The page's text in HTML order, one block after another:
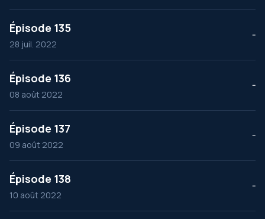
Épisode 135
28 juil. 2022
--
Épisode 136
08 août 2022
--
Épisode 137
09 août 2022
--
Épisode 138
10 août 2022
--